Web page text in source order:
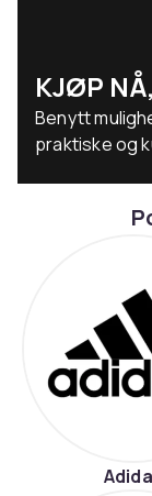
KJØP
Benytt
praktiske og